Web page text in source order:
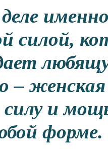
силой,
– женская
и
форме.